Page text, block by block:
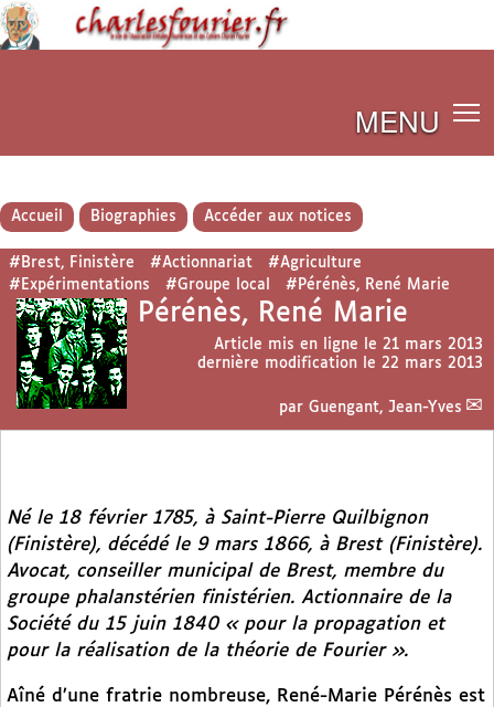
MENU
Accueil Biographies Accéder aux notices
#Brest, Finistère #Actionnariat
#Agriculture
#Expérimentations
#Groupe local #Pérénès, René Marie
Pérénès, René Marie
Article mis en ligne le 21 mars 2013
dernière modification le 22 mars 2013
par Guengant, Jean-Yves
Né le 18 février 1785, à Saint-Pierre Quilbignon
(Finistère), décédé le 9 mars 1866, à Brest (Finistère).
Avocat, conseiller municipal de Brest, membre du
groupe phalanstérien finistérien. Actionnaire de la
Société du 15 juin 1840 « pour la propagation et
pour la réalisation de la théorie de Fourier ».
Aîné d’une fratrie nombreuse, René-Marie Pérénès est